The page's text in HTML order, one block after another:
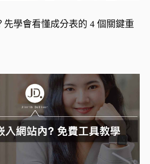
先學會看懂成分表的 4 個關鍵重